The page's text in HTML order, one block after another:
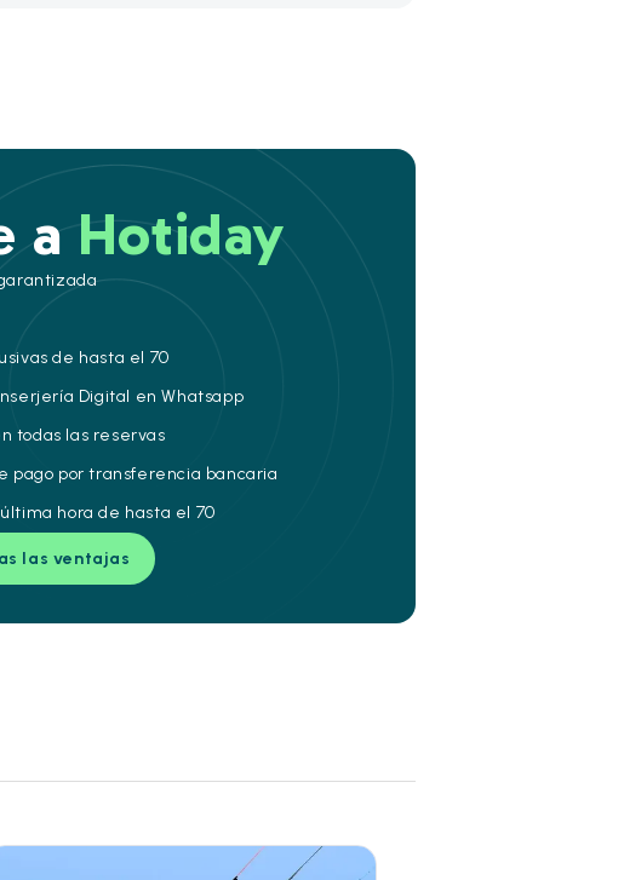
aHotiday
de hasta el 70
Digital en Whatsapp
todas las reservas
pago por transferencia bancaria
hora de hasta el 70
las ventajas